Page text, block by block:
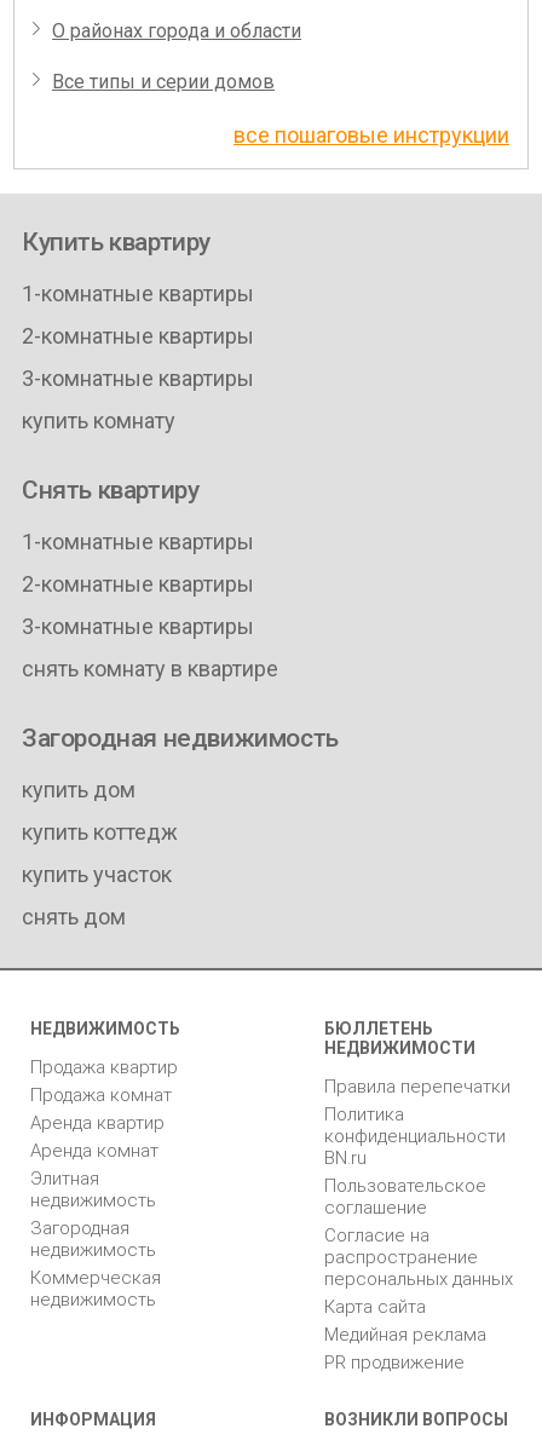
О районах города и области
Все типы и серии домов
все пошаговые инструкции
Купить квартиру
1-комнатные квартиры
2-комнатные квартиры
3-комнатные квартиры
купить комнату
Снять квартиру
1-комнатные квартиры
2-комнатные квартиры
3-комнатные квартиры
снять комнату в квартире
Загородная недвижимость
купить дом
купить коттедж
купить участок
снять дом
НЕДВИЖИМОСТЬ
Продажа квартир
Продажа комнат
Аренда квартир
Аренда комнат
Элитная
недвижимость
Загородная
недвижимость
Коммерческая
недвижимость
БЮЛЛЕТЕНЬ
НЕДВИЖИМОСТИ
Правила перепечатки
Политика
конфиденциальности
BN.ru
Пользовательское
соглашение
Согласие на
распространение
персональных данных
Карта сайта
Медийная реклама
PR продвижение
ИНФОРМАЦИЯ ВОЗНИКЛИ ВОПРОСЫ